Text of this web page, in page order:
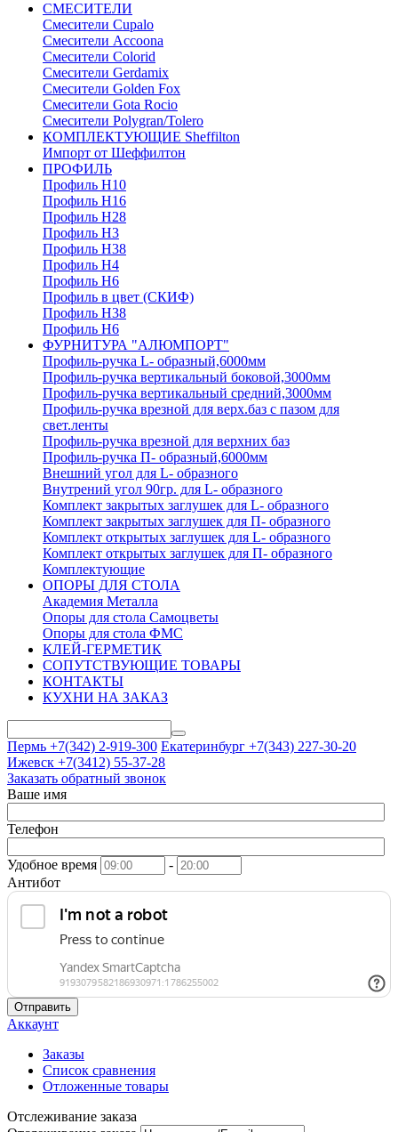
СМЕСИТЕЛИ
Cмесители Cupalo
Смесители Accoona
Смесители Colorid
Смесители Gerdamix
Смесители Golden Fox
Смесители Gota Rocio
Смесители Polygran/Tolero
КОМПЛЕКТУЮЩИЕ Sheffilton
Импорт от Шеффилтон
ПРОФИЛЬ
Профиль H10
Профиль H16
Профиль H28
Профиль H3
Профиль H38
Профиль H4
Профиль H6
Профиль в цвет (СКИФ)
Профиль H38
Профиль H6
ФУРНИТУРА "АЛЮМПОРТ"
Профиль-ручка L- образный,6000мм
Профиль-ручка вертикальный боковой,3000мм
Профиль-ручка вертикальный средний,3000мм
Профиль-ручка врезной для верх.баз с пазом для
свет.ленты
Профиль-ручка врезной для верхних баз
Профиль-ручка П- образный,6000мм
Внешний угол для L- образного
Внутрений угол 90гр. для L- образного
Комплект закрытых заглушек для L- образного
Комплект закрытых заглушек для П- образного
Комплект открытых заглушек для L- образного
Комплект открытых заглушек для П- образного
Комплектующие
ОПОРЫ ДЛЯ СТОЛА
Академия Металла
Опоры для стола Самоцветы
Опоры для стола ФМС
КЛЕЙ-ГЕРМЕТИК
СОПУТСТВУЮЩИЕ ТОВАРЫ
КОНТАКТЫ
КУХНИ НА ЗАКАЗ
Пермь +7(342) 2-919-300 Екатеринбург +7(343) 227-30-20
Ижевск +7(3412) 55-37-28
Заказать обратный звонок
Ваше имя
Телефон
Удобное время
-
Антибот
Отправить
Аккаунт
Заказы
Список сравнения
Отложенные товары
Отслеживание заказа